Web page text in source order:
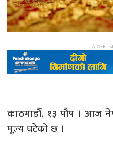
काठमाडौँ, १३ पौष । आज
मूल्य घटेको छ ।